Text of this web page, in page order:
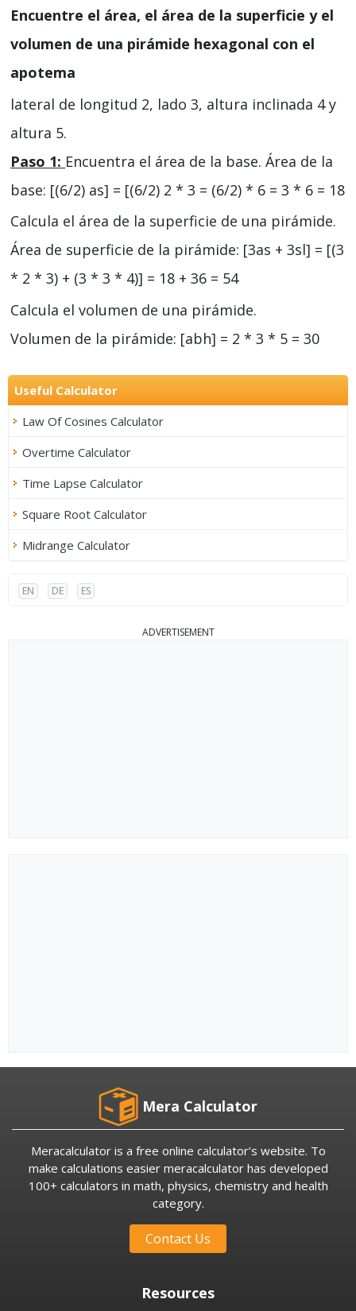
Encuentre el área, el área de la superficie y el
volumen de una pirámide hexagonal con el
apotema
lateral de longitud 2, lado 3, altura inclinada 4 y
altura 5.
Paso 1: Encuentra el área de la base. Área de la
base: [(6/2) as] = [(6/2) 2 * 3 = (6/2) * 6 = 3 * 6 = 18
Calcula el área de la superficie de una pirámide.
Área de superficie de la pirámide: [3as + 3sl] = [(3
* 2 * 3) + (3 * 3 * 4)] = 18 + 36 = 54
Calcula el volumen de una pirámide.
Volumen de la pirámide: [abh] = 2 * 3 * 5 = 30
Useful Calculator
Law Of Cosines Calculator
Overtime Calculator
Time Lapse Calculator
Square Root Calculator
Midrange Calculator
EN DE ES
ADVERTISEMENT
Mera Calculator
Meracalculator is a free online calculator’s website. To
make calculations easier meracalculator has developed
100+ calculators in math, physics, chemistry and health
category.
Contact Us
Resources